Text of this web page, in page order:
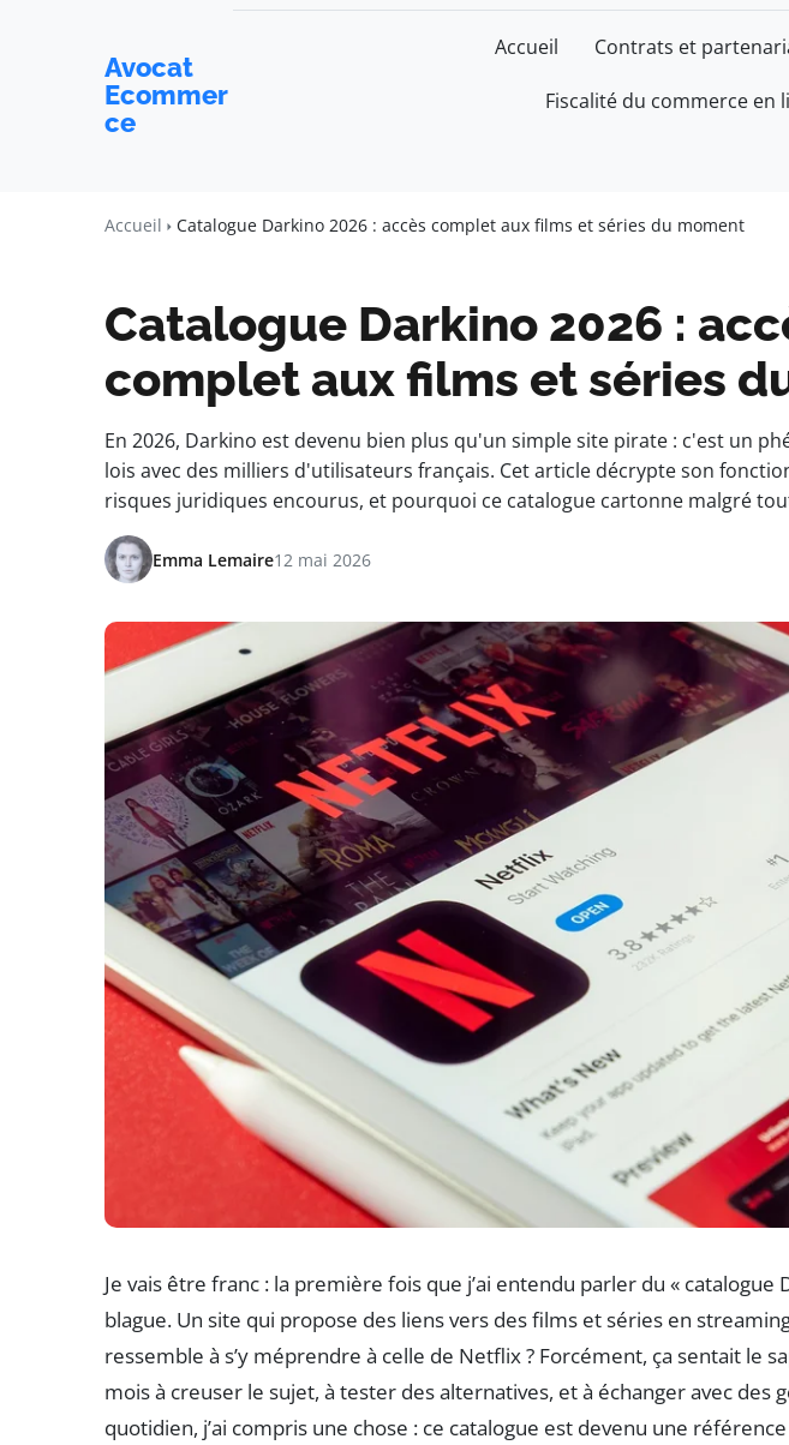
Avocat
Ecommer
ce
Accueil Contrats et
Fiscalité du commerce en
Accueil Catalogue Darkino 2026 : accès complet aux films et séries du moment
Catalogue Darkino 2026 :
complet aux films et séries
En 2026, Darkino est devenu bien plus qu'un simple site pirate : c'est un
lois avec des milliers d'utilisateurs français. Cet article décrypte son
risques juridiques encourus, et pourquoi ce catalogue cartonne malgré
Emma Lemaire12 mai 2026
Je vais être franc : la première fois que j’ai entendu parler du « catalogue
blague. Un site qui propose des liens vers des films et séries en
ressemble à s’y méprendre à celle de Netflix ? Forcément, ça sentait le
mois à creuser le sujet, à tester des alternatives, et à échanger avec des
quotidien, j’ai compris une chose : ce catalogue est devenu une